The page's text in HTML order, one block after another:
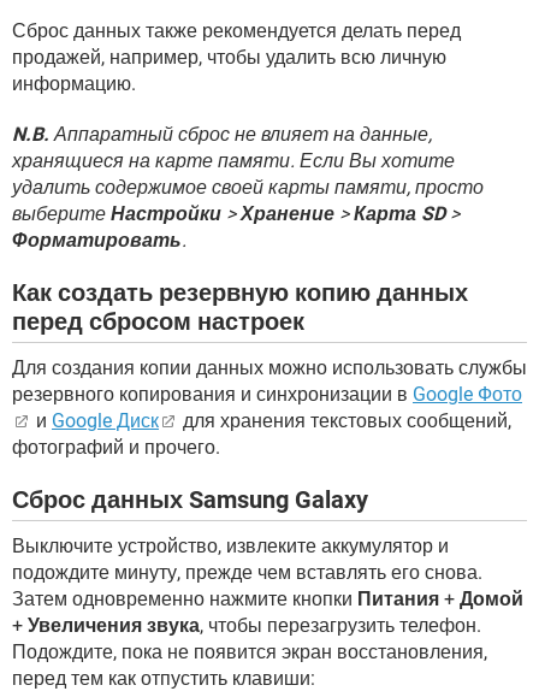
Сброс данных также рекомендуется делать перед
продажей, например, чтобы удалить всю личную
информацию.
N.B. Аппаратный сброс не влияет на данные,
хранящиеся на карте памяти. Если Вы хотите
удалить содержимое своей карты памяти, просто
выберите Настройки >Хранение >Карта SD>
Форматировать.
Как создать резервную копию данных
перед сбросом настроек
Для создания копии данных можно использовать службы
резервного копирования и синхронизации в Google Фото
и Google Диск
для хранения текстовых сообщений,
фотографий и прочего.
Сброс данных Samsung Galaxy
Выключите устройство, извлеките аккумулятор и
подождите минуту, прежде чем вставлять его снова.
Затем одновременно нажмите кнопки Питания + Домой
+ Увеличения звука, чтобы перезагрузить телефон.
Подождите, пока не появится экран восстановления,
перед тем как отпустить клавиши: